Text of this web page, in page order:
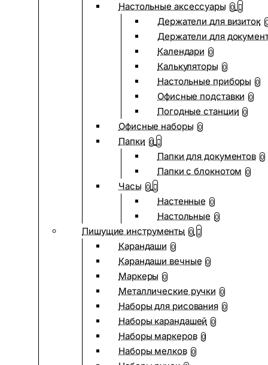
Настольные аксессуары 0
Держатели для визиток
Держатели для
Календари 0
Калькуляторы 0
Настольные приборы 0
Офисные подставки 0
Погодные станции 0
Офисные наборы 0
Папки 0
Папки для документов 0
Папки с блокнотом 0
Часы 0
Настенные 0
Настольные 0
Пишущие инструменты 0
Карандаши 0
Карандаши вечные 0
Маркеры 0
Металлические ручки 0
Наборы для рисования 0
Наборы карандашей 0
Наборы маркеров 0
Наборы мелков 0